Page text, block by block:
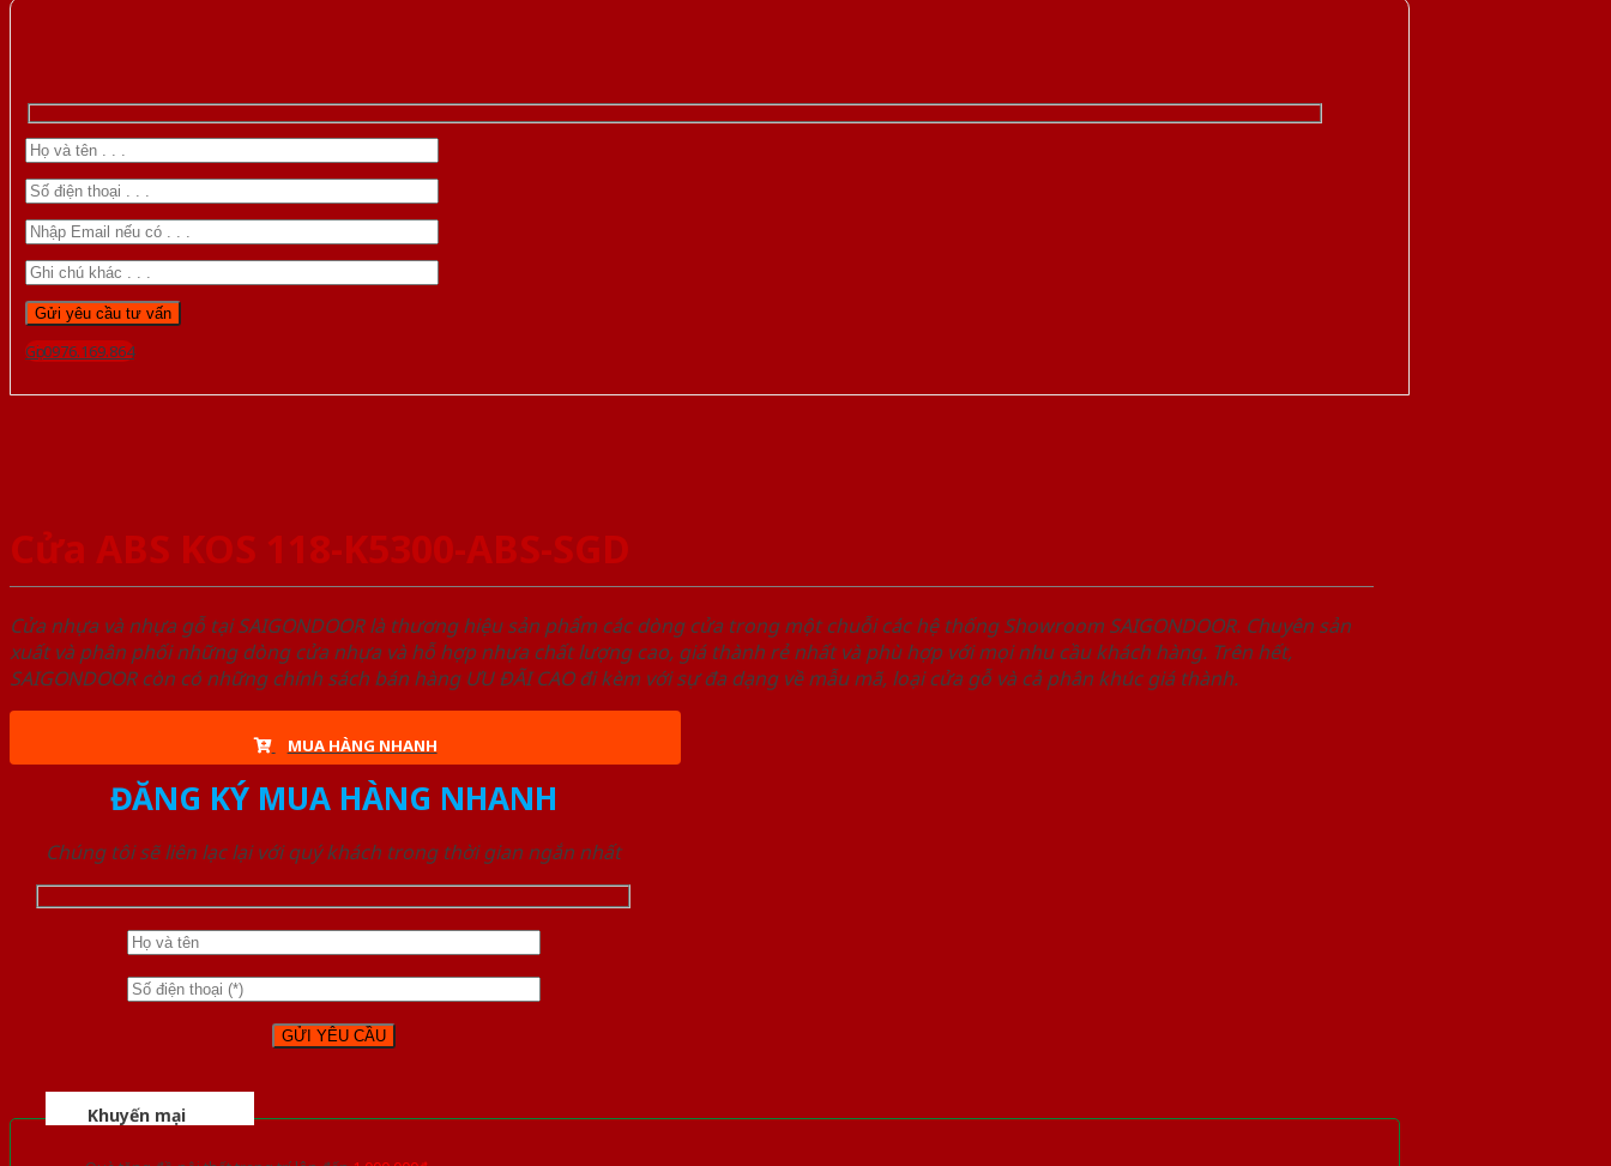
Gọi 0976.169.864
Cửa ABS KOS 118-K5300-ABS-SGD
Cửa nhựa và nhựa gỗ tại SAIGONDOOR là thương hiệu sản phẩm các dòng cửa trong một chuỗi các hệ thống Showroom SAIGONDOOR. Chuyên sản
xuất và phân phối những dòng cửa nhựa và hỗ hợp nhựa chất lượng cao, giá thành rẻ nhất và phù hợp với mọi nhu cầu khách hàng. Trên hết,
SAIGONDOOR còn có những chính sách bán hàng ƯU ĐÃI CAO đi kèm với sự đa dạng về mẫu mã, loại cửa gỗ và cả phân khúc giá thành.
MUA HÀNG NHANH
ĐĂNG KÝ MUA HÀNG NHANH
Chúng tôi sẽ liên lạc lại với quý khách trong thời gian ngắn nhất
Khuyến mại